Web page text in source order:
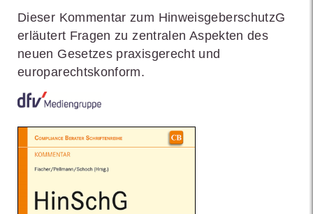
Dieser Kommentar zum HinweisgeberschutzG
erläutert Fragen zu zentralen Aspekten des
neuen Gesetzes praxisgerecht und
europarechtskonform.